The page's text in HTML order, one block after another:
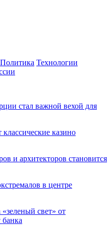
Политика Технологии
стал важной вехой для
казино
и архитекторов становится
в центре
свет» от